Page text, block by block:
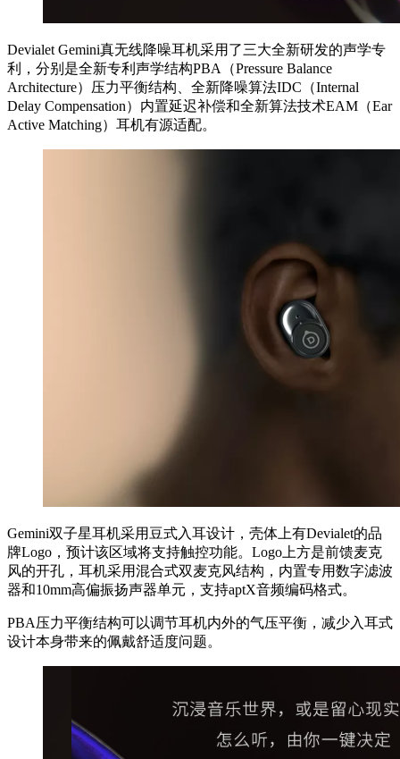
Devialet Gemini真无线降噪耳机采用了三大全新研发的声学专
利，分别是全新专利声学结构PBA（Pressure Balance
Architecture）压力平衡结构、全新降噪算法IDC（Internal
Delay Compensation）内置延迟补偿和全新算法技术EAM（Ear
Active Matching）耳机有源适配。
Gemini双子星耳机采用豆式入耳设计，壳体上有Devialet的品
牌Logo，预计该区域将支持触控功能。Logo上方是前馈麦克
风的开孔，耳机采用混合式双麦克风结构，内置专用数字滤波
器和10mm高偏振扬声器单元，支持aptX音频编码格式。
PBA压力平衡结构可以调节耳机内外的气压平衡，减少入耳式
设计本身带来的佩戴舒适度问题。